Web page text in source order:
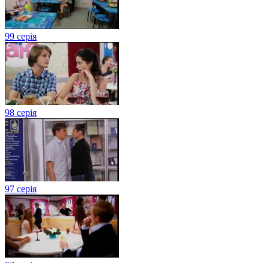
99 серія
98 серія
97 серія